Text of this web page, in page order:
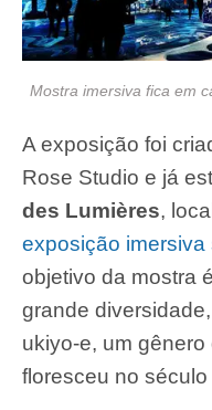
Mostra imersiva fica em
A exposição foi
Rose Studio e já
des Lumières,
exposição
objetivo da mostra
grande
ukiyo-e, um
floresceu no século